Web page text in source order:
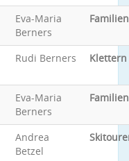
Eva-Maria
Berners
Rudi Berners Klettern
Eva-Maria
Berners
Andrea
Betzel